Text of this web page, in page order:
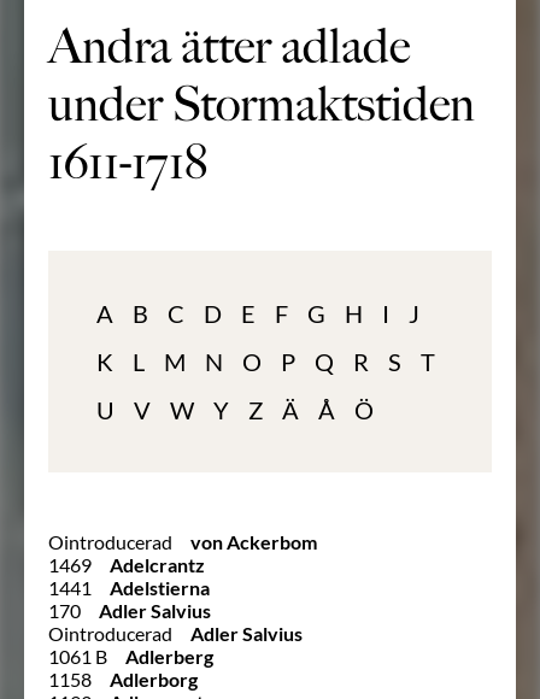
Andra ätter adlade
under Stormaktstiden
1611-1718
A B C D E F G H I
J
K
L M N O P Q R S
T
U
V W Y Z Ä Å Ö
Ointroducerad
von Ackerbom
1469
Adelcrantz
1441
Adelstierna
170
Adler Salvius
Ointroducerad
Adler Salvius
1061 B
Adlerberg
1158
Adlerborg